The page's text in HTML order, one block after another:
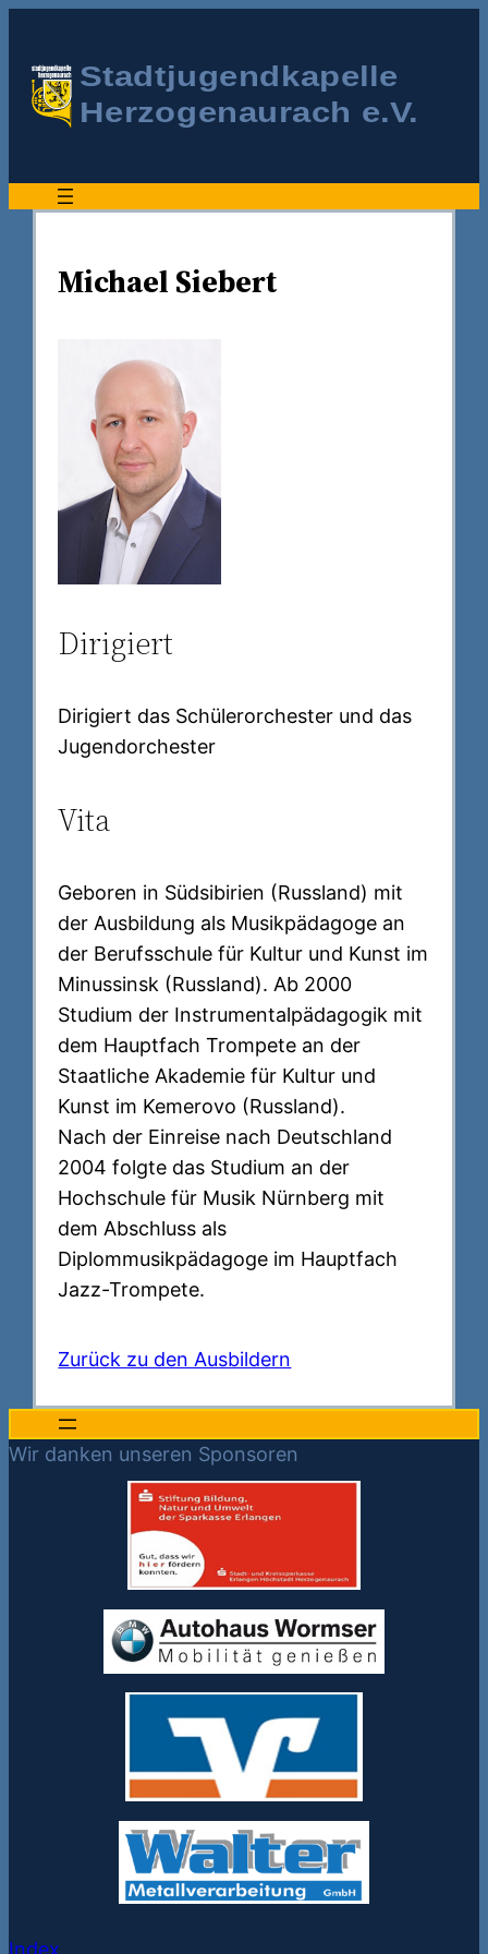
Michael Siebert
Dirigiert
Dirigiert das Schülerorchester und das
Jugendorchester
Vita
Geboren in Südsibirien (Russland) mit
der Ausbildung als Musikpädagoge an
der Berufsschule für Kultur und Kunst im
Minussinsk (Russland). Ab 2000
Studium der Instrumentalpädagogik mit
dem Hauptfach Trompete an der
Staatliche Akademie für Kultur und
Kunst im Kemerovo (Russland).
Nach der Einreise nach Deutschland
2004 folgte das Studium an der
Hochschule für Musik Nürnberg mit
dem Abschluss als
Diplommusikpädagoge im Hauptfach
Jazz-Trompete.
Zurück zu den Ausbildern
Wir danken unseren Sponsoren